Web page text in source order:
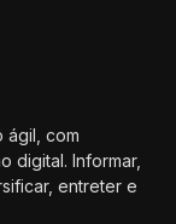
ágil, com
digital. Informar,
entreter e